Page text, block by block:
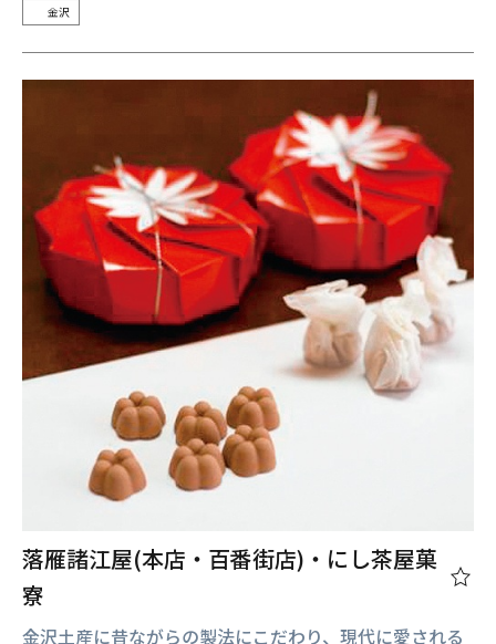
金沢
落雁諸江屋(本店・百番街店)・にし茶屋菓
寮
金沢土産に昔ながらの製法にこだわり、現代に愛される